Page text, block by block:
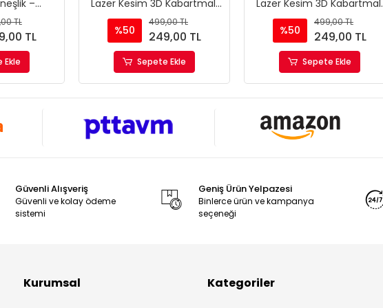
–
ve Isı
Perdesi
TL
TL
Ekle
Lazer Kesim 3D Kabartmalı
Model Motor Plakalığı
%50
499,00 TL
249,00 TL
Sepete Ekle
Lazer Kesim 3D Kabartmalı
Model Motor Plakalığı
%50
499,00 TL
249,00 TL
Sepete Ekle
Güvenli Alışveriş
Güvenli ve kolay ödeme
sistemi
Geniş Ürün Yelpazesi
Binlerce ürün ve kampanya
seçeneği
Kurumsal Kategoriler